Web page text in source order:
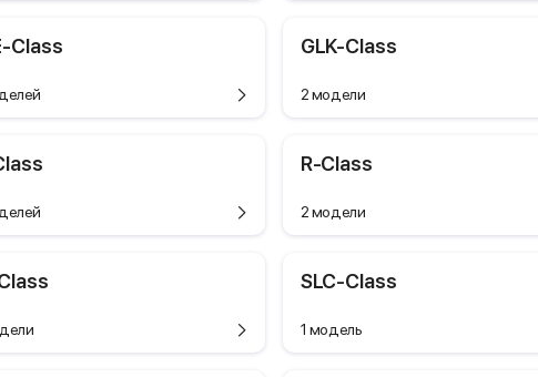
Class GLK-Class
2 модели
R-Class
2 модели
SLC-Class
1 модель